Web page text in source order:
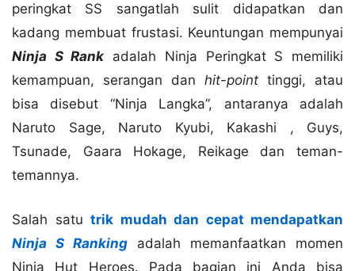
peringkat SS sangatlah sulit didapatkan dan
kadang membuat frustasi. Keuntungan mempunyai
Ninja S Rank adalah Ninja Peringkat S memiliki
kemampuan, serangan dan hit-point tinggi, atau
bisa disebut “Ninja Langka”, antaranya adalah
Naruto Sage, Naruto Kyubi, Kakashi , Guys,
Tsunade, Gaara Hokage, Reikage dan teman-
temannya.
Salah satu trik mudah dan cepat mendapatkan
Ninja S Ranking adalah memanfaatkan momen
Ninja Hut Heroes. Pada bagian ini Anda bisa